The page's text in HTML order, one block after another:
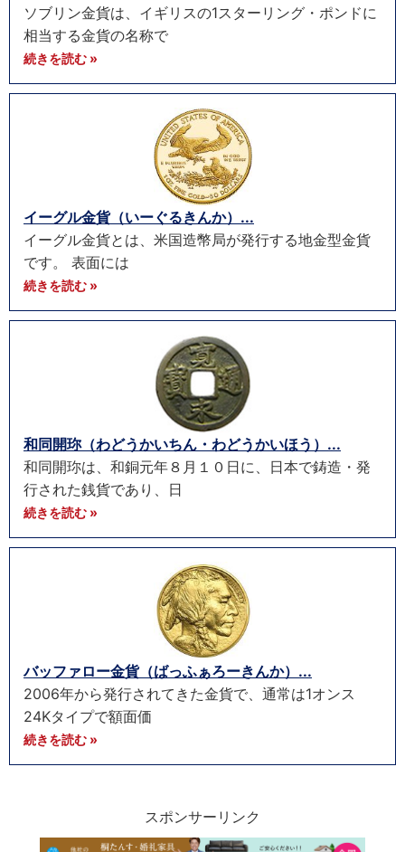
ソブリン金貨は、イギリスの1スターリング・ポンドに
相当する金貨の名称で
続きを読む »
イーグル金貨（いーぐるきんか）...
イーグル金貨とは、米国造幣局が発行する地金型金貨
です。 表面には
続きを読む »
和同開珎（わどうかいちん・わどうかいほう）...
和同開珎は、和銅元年８月１０日に、日本で鋳造・発
行された銭貨であり、日
続きを読む »
バッファロー金貨（ばっふぁろーきんか）...
2006年から発行されてきた金貨で、通常は1オンス
24Kタイプで額面価
続きを読む »
スポンサーリンク